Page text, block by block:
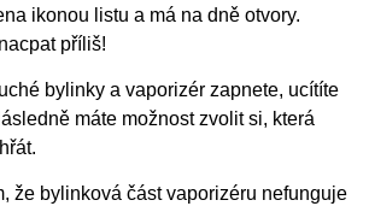
ikonou listu a má na dně otvory.
příliš!
bylinky a vaporizér zapnete, ucítíte
máte možnost zvolit si, která
že bylinková část vaporizéru nefunguje